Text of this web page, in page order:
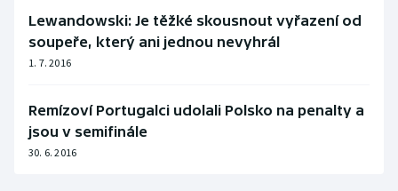
Lewandowski: Je těžké skousnout vyřazení od
soupeře, který ani jednou nevyhrál
1. 7. 2016
Remízoví Portugalci udolali Polsko na penalty a
jsou v semifinále
30. 6. 2016